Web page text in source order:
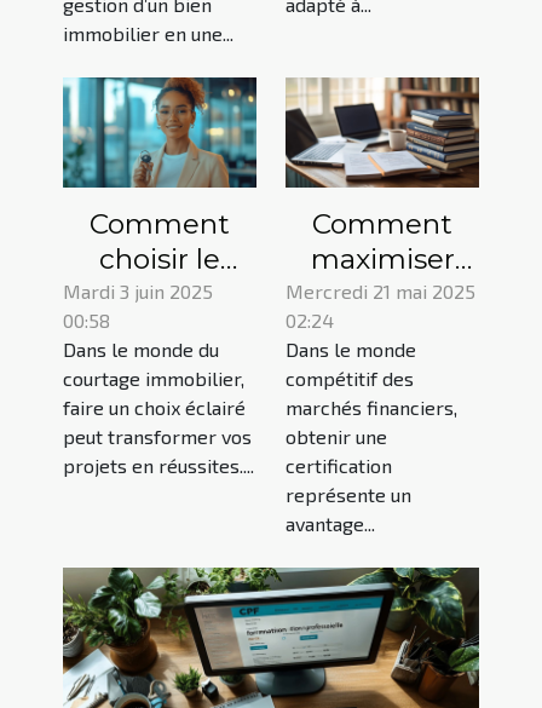
immobilier en une...
Comment
choisir le
meilleur
service de
courtage
immobilier
pour vos
projets
Mardi 3 juin 2025
00:58
Dans le monde du
courtage immobilier,
faire un choix éclairé
peut transformer vos
projets en réussites....
Comment
maximiser
vos chances
de réussite à
la
certification
des marchés
financiers
Mercredi 21 mai 2025
02:24
Dans le monde
compétitif des
marchés financiers,
obtenir une
certification
représente un
avantage...